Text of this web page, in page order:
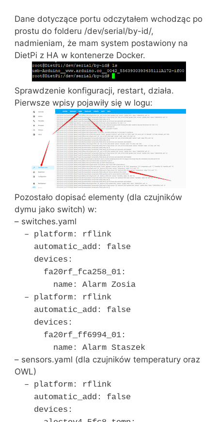
Dane dotyczące portu odczytałem wchodząc po
prostu do folderu /dev/serial/by-id/,
nadmieniam, że mam system postawiony na
DietPi z HA w kontenerze Docker.
Sprawdzenie konfiguracji, restart, działa.
Pierwsze wpisy pojawiły się w logu:
Pozostało dopisać elementy (dla czujników
dymu jako switch) w:
– switches.yaml
– platform: rflink
automatic_add: false
devices:
fa20rf_fca258_01:
name: Alarm Zosia
– platform: rflink
automatic_add: false
devices:
fa20rf_ff6994_01:
name: Alarm Staszek
– sensors.yaml (dla czujników temperatury oraz
OWL)
– platform: rflink
automatic_add: false
devices: